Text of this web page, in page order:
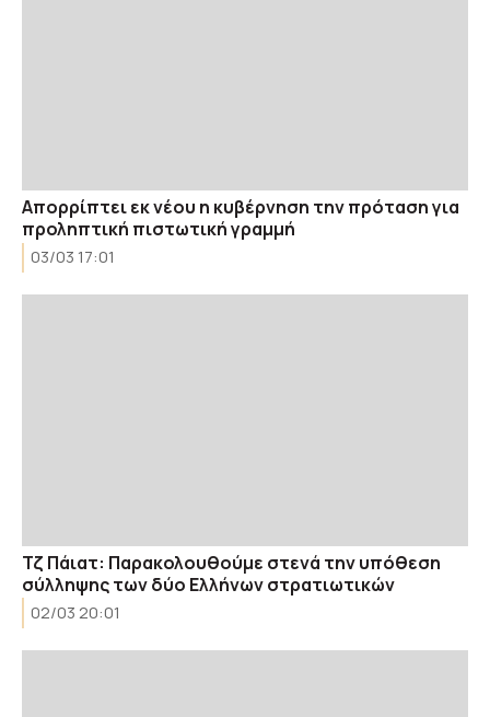
Απορρίπτει εκ νέου η κυβέρνηση την πρόταση για
προληπτική πιστωτική γραμμή
03/03 17:01
Τζ Πάιατ: Παρακολουθούμε στενά την υπόθεση
σύλληψης των δύο Ελλήνων στρατιωτικών
02/03 20:01